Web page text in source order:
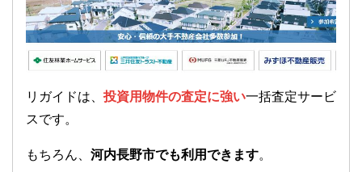
リガイドは、 投資用物件の査定に強い一括査定サービ
スです。
もちろん、 河内長野市でも利用できます。